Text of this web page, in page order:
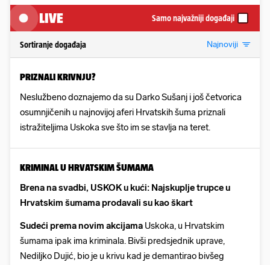
LIVE Samo najvažniji događaji
Sortiranje događaja Najnoviji
PRIZNALI KRIVNJU?
Neslužbeno doznajemo da su Darko Sušanj i još četvorica
osumnjičenih u najnovijoj aferi Hrvatskih šuma priznali
istražiteljima Uskoka sve što im se stavlja na teret.
KRIMINAL U HRVATSKIM ŠUMAMA
Brena na svadbi, USKOK u kući: Najskuplje trupce u
Hrvatskim šumama prodavali su kao škart
Sudeći prema novim akcijama Uskoka, u Hrvatskim
šumama ipak ima kriminala. Bivši predsjednik uprave,
Nediljko Dujić, bio je u krivu kad je demantirao bivšeg